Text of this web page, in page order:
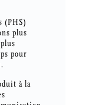
(PHS)
plus
pour
à la